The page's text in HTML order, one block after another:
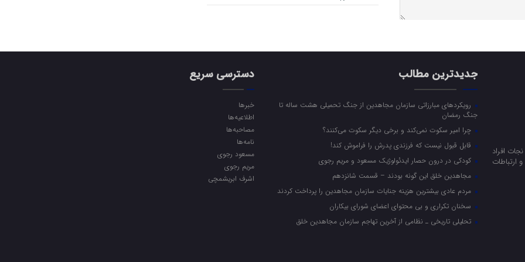
افراد
جدیدترین مطالب
رویکرد‌های مبارزاتی سازمان مجاهدین از جنگ تحمیلی هشت ساله تا
جنگ رمضان
چرا امیر سکوت نمی‌کند و برخی دیگر سکوت می‌کنند؟
قابل قبول نیست که فرزندی پدرش را فراموش کند!
کودکی در درون حصار ایدئولوژیک مسعود و مریم رجوی
مجاهدین خلق این گونه بودند – قسمت شانزدهم
مردم عادی بیشترین هزینه جنایات سازمان مجاهدین را پرداخت کردند
سخنان تکراری و بی محتوای اعضای شورای بیکاران
تحلیلی تاریخی ـ نظامی از آخرین تهاجم سازمان مجاهدین خلق
دسترسی سریع
خبرها
اطلاعیه‌ها
مصاحبه‌ها
نامه‌ها
مسعود رجوی
مریم رجوی
اشرف ابریشمچی